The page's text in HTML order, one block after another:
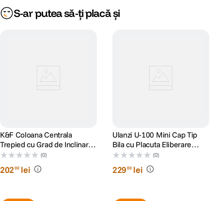
S-ar putea să-ți placă și
K&F Coloana Centrala
Trepied cu Grad de Inclinare
Reglabil si Sistem Blocare
(0)
20200 lei
Ulanzi U-100 Mini Cap Tip
Bila cu Placuta Eliberare
Rapida
(0)
22900 lei